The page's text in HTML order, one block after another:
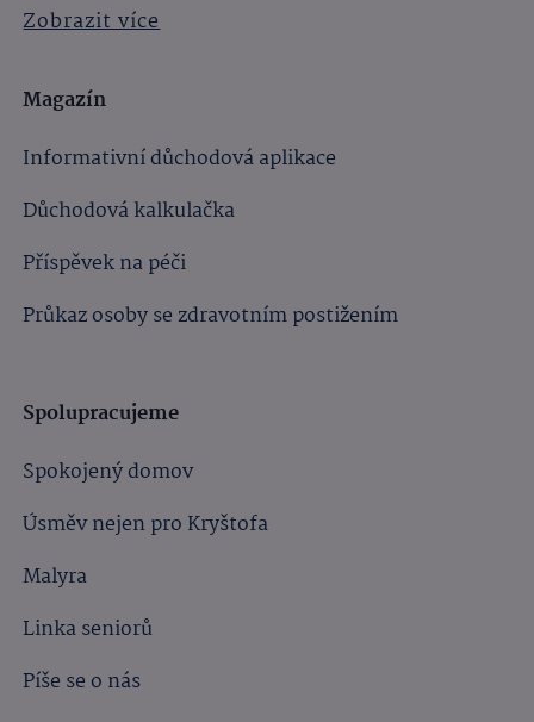
Zobrazit více
Magazín
Informativní důchodová aplikace
Důchodová kalkulačka
Příspěvek na péči
Průkaz osoby se zdravotním postižením
Spolupracujeme
Spokojený domov
Úsměv nejen pro Kryštofa
Malyra
Linka seniorů
Píše se o nás